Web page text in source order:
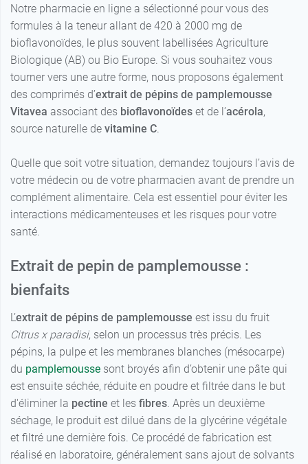
Notre pharmacie en ligne a sélectionné pour vous des
formules à la teneur allant de 420 à 2000 mg de
bioflavonoïdes, le plus souvent labellisées Agriculture
Biologique (AB) ou Bio Europe. Si vous souhaitez vous
tourner vers une autre forme, nous proposons également
des comprimés d’extrait de pépins de pamplemousse
Vitavea associant des bioflavonoïdes et de l’acérola,
source naturelle de vitamine C
Quelle que soit votre situation, demandez toujours l’avis de
votre médecin ou de votre pharmacien avant de prendre un
complément alimentaire. Cela est essentiel pour éviter les
interactions médicamenteuses et les risques pour votre
santé.
Extrait de pepin de pamplemousse :
bienfaits
L’extrait de pépins de pamplemousse est issu du fruit
Citrus x paradisi, selon un processus très précis. Les
pépins, la pulpe et les membranes blanches (mésocarpe)
du pamplemousse sont broyés afin d’obtenir une pâte qui
est ensuite séchée, réduite en poudre et filtrée dans le but
d'éliminer la pectine et les fibres . Après un deuxième
séchage, le produit est dilué dans de la glycérine végétale
et filtré une dernière fois. Ce procédé de fabrication est
réalisé en laboratoire, généralement sans ajout de solvants